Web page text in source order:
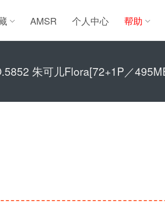
AMSR 个人中心 帮助
朱可儿Flora[72+1P／